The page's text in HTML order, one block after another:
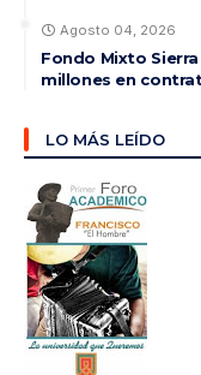
Agosto 04, 2026
Fondo Mixto
millones en
LO MÁS LEÍDO